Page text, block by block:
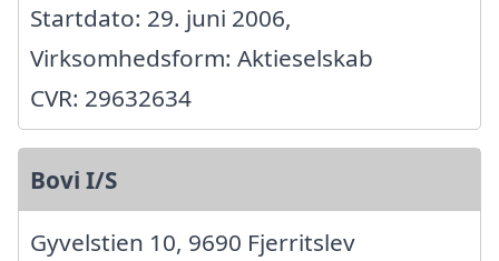
Startdato: 29. juni 2006,
Virksomhedsform: Aktieselskab
CVR: 29632634
Bovi I/S
Gyvelstien 10, 9690 Fjerritslev